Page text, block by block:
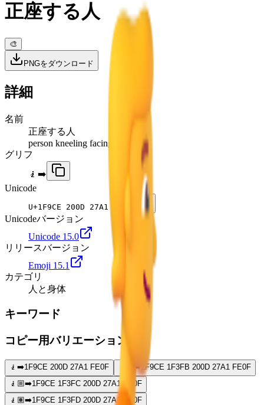
正座する人
🎨
PNGをダウンロード
詳細
名前
正座する人
person kneeling facing right
グリフ
🧎‍➡️
Unicode
U+1F9CE 200D 27A1 FE0F
Unicodeバージョン
Unicode 15.0
リリースバージョン
Emoji 15.1
カテゴリ
人と身体
キーワード
コピー用バリエーション
🧎‍➡️1F9CE 200D 27A1 FE0F 🧎🏻‍➡️ 1F9CE 1F3FB 200D 27A1 FE0F
🧎🏼‍➡️1F9CE 1F3FC 200D 27A1 FE0F
🧎🏽‍➡️1F9CE 1F3FD 200D 27A1 FE0F